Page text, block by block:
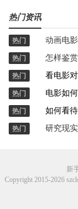
热门资讯
热门 动画电
热门 怎样鉴
热门 看电影
热门 电影如
热门 如何看
热门 研究现
新
Copyright 2015-2026